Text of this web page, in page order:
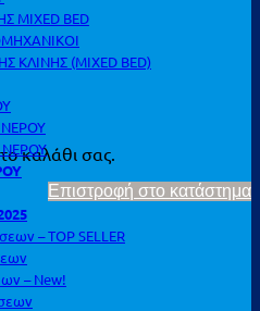
καλάθι σας.
Επιστροφή στο κατάστημα
MIXED BED
ΚΛΙΝΗΣ (MIXED BED)
– TOP SELLER
– New!